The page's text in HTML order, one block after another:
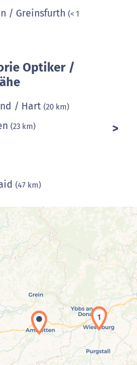
/ Greinsfurth (< 1
Optiker /
/ Hart (20 km)
(23 km)
(47 km)
der Karte... 1